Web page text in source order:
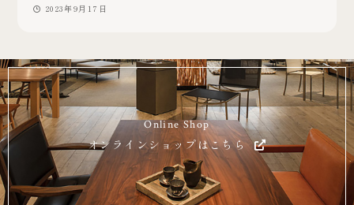
2023年9月17日
Online Shop
オンラインショップはこちら